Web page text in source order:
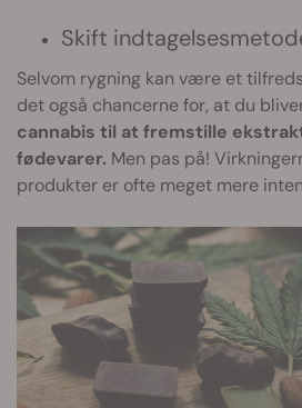
Skift
Selvom rygning kan være et
det også chancerne for, at du
cannabis til at fremstille
fødevarer. Men pas på!
produkter er ofte meget mere